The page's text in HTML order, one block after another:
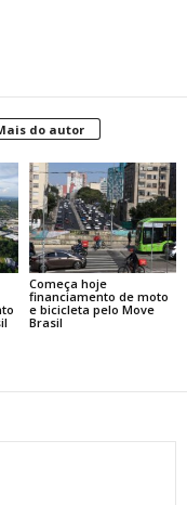
do autor
Começa hoje
financiamento de moto
e bicicleta pelo Move
Brasil